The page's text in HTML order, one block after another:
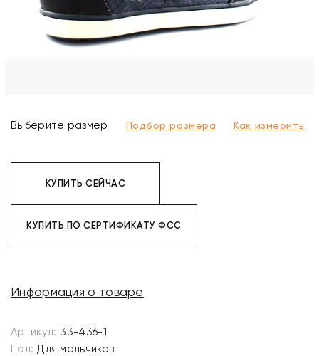
Выберите размер Подбор размера Как измерить
КУПИТЬ СЕЙЧАС
КУПИТЬ ПО СЕРТИФИКАТУ ФСС
Информация о товаре
Артикул: 33-436-1
Пол: Для мальчиков